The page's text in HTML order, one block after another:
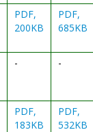
PDF,
200KB
PDF,
685KB
- -
PDF,
183KB
PDF,
532KB